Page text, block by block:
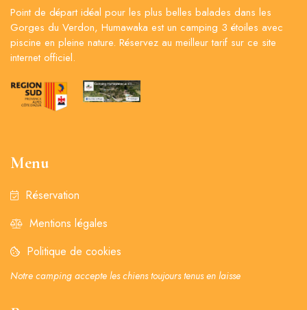
Point de départ idéal pour les plus belles balades dans les
Gorges du Verdon, Humawaka est un camping 3 étoiles avec
piscine en pleine nature. Réservez au meilleur tarif sur ce site
internet officiel.
Menu
Réservation
Mentions légales
Politique de cookies
Notre camping accepte les chiens toujours tenus en laisse